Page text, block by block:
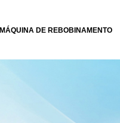
MÁQUINA DE REBOBINAMENTO